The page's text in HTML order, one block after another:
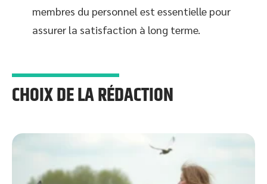
membres du personnel est essentielle pour
assurer la satisfaction à long terme.
CHOIX DE LA RÉDACTION